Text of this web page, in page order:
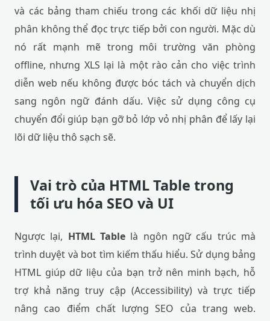
và các bảng tham chiếu trong các khối dữ liệu nhị
phân không thể đọc trực tiếp bởi con người. Mặc dù
nó rất mạnh mẽ trong môi trường văn phòng
offline, nhưng XLS lại là một rào cản cho việc trình
diễn web nếu không được bóc tách và chuyển dịch
sang ngôn ngữ đánh dấu. Việc sử dụng công cụ
chuyển đổi giúp bạn gỡ bỏ lớp vỏ nhị phân để lấy lại
lõi dữ liệu thô sạch sẽ.
Vai trò của HTML Table trong
tối ưu hóa SEO và UI
Ngược lại, HTML Table là ngôn ngữ cấu trúc mà
trình duyệt và bot tìm kiếm thấu hiểu. Sử dụng bảng
HTML giúp dữ liệu của bạn trở nên minh bạch, hỗ
trợ khả năng truy cập (Accessibility) và trực tiếp
nâng cao điểm chất lượng SEO của trang web.